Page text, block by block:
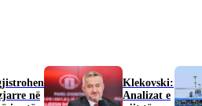
në
Klekovski:
Analizat e